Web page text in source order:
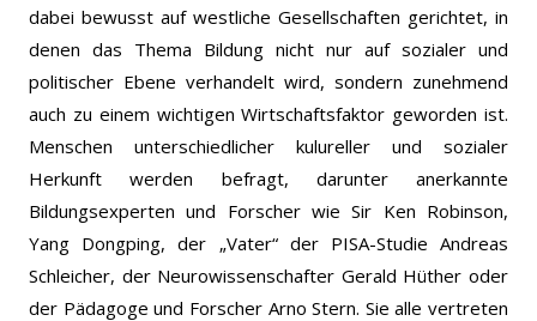
dabei bewusst auf westliche Gesellschaften gerichtet, in
denen das Thema Bildung nicht nur auf sozialer und
politischer Ebene verhandelt wird, sondern zunehmend
auch zu einem wichtigen Wirtschaftsfaktor geworden ist.
Menschen unterschiedlicher kulureller und sozialer
Herkunft werden befragt, darunter anerkannte
Bildungsexperten und Forscher wie Sir Ken Robinson,
Yang Dongping, der „Vater“ der PISA-Studie Andreas
Schleicher, der Neurowissenschafter Gerald Hüther oder
der Pädagoge und Forscher Arno Stern. Sie alle vertreten